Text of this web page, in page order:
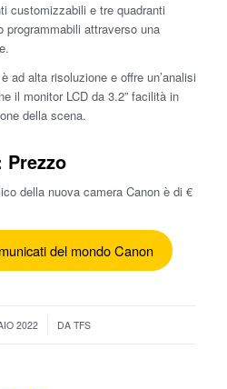
customizzabili e tre quadranti
attraverso una
ad alta risoluzione e offre un’analisi
il monitor LCD da 3.2” facilità in
della scena.
Prezzo
della nuova camera Canon è di €
del mondo Canon
2022 DATFS